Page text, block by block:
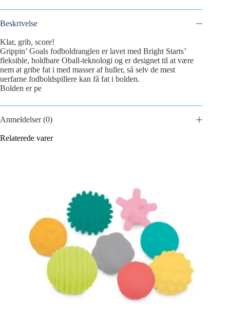
Beskrivelse
Klar, grib, score!
Grippin’ Goals fodboldranglen er lavet med Bright Starts’
fleksible, holdbare Oball-teknologi og er designet til at være
nem at gribe fat i med masser af huller, så selv de mest
uerfarne fodboldspillere kan få fat i bolden.
Bolden er pe
Anmeldelser (0)
Relaterede varer